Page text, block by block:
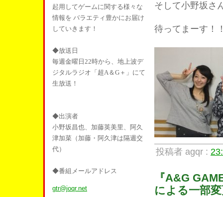
起用してゲームに関する様々な
情報を バラエティ豊かにお届け
していきます！
◆放送日
毎週金曜日22時から、地上波デ
ジタルラジオ「超A＆G＋」にて
生放送！
◆出演者
小野坂昌也、加藤英美里、阿久
津加菜（加藤・阿久津は隔週交
代）
◆番組メールアドレス
gtr@joqr.net
そして小野坂さ
待ってまーす！
投稿者 agqr :
『A&G
による一部